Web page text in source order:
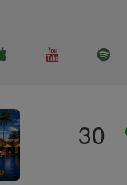
30